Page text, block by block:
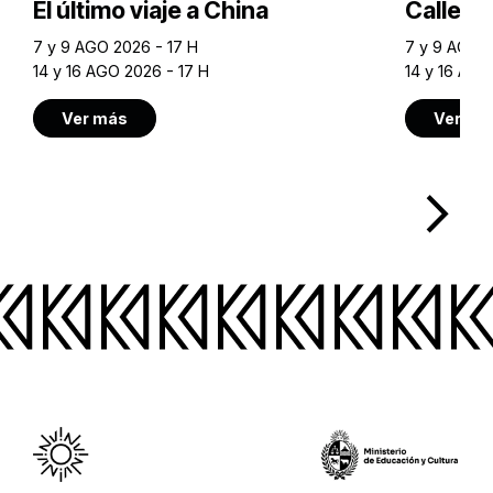
El último viaje a China
7 y 9 AGO 2026 - 17 H
14 y 16 AGO 2026 - 17 H
Ver más
Calle
7 y 9 AGO
14 y 16
Ver
arrow_forward_ios